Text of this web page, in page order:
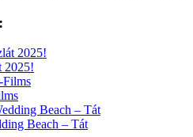
2025!
Beach – Tát